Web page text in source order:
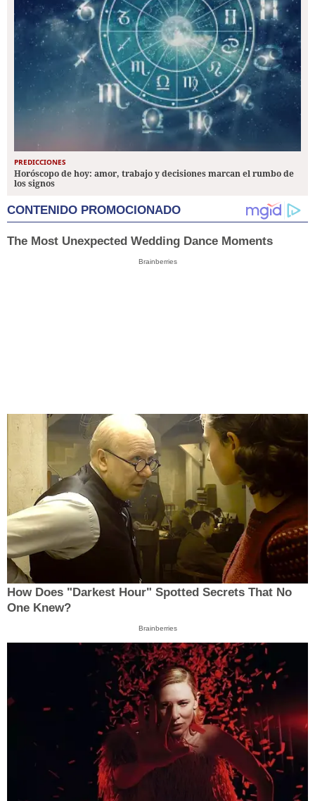
PREDICCIONES
Horóscopo de hoy: amor, trabajo y decisiones marcan el rumbo de
los signos
CONTENIDO PROMOCIONADO
The Most Unexpected Wedding Dance Moments
Brainberries
How Does "Darkest Hour" Spotted Secrets That No
One Knew?
Brainberries